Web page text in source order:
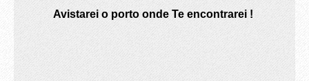
Avistarei o porto onde Te encontrarei !